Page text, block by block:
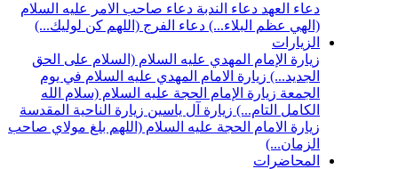
دعاء العهد دعاء الندبة دعاء صاحب الامر عليه السلام
(الهي عظم البلاء...) دعاء الفرج (اللهم كن لوليك...)
الزيارات
زيارة الإمام المهدي عليه السلام (السلام على الحق
الجديد...) زيارة الامام المهدي عليه السلام في يوم
الجمعة زيارة الإمام الحجة عليه السلام (سلام الله
الكامل التام...) زيارة آل ياسين زيارة الناحية المقدسة
زيارة الامام الحجة عليه السلام (اللهم بلغ مولاي صاحب
الزمان...)
المحاضرات